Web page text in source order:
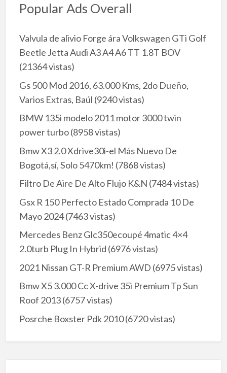
Popular Ads Overall
Valvula de alivio Forge ára Volkswagen GTi Golf
Beetle Jetta Audi A3 A4 A6 TT 1.8T BOV
(21364 vistas)
Gs 500 Mod 2016, 63.000 Kms, 2do Dueño,
Varios Extras, Baúl (9240 vistas)
BMW 135i modelo 2011 motor 3000 twin
power turbo(8958 vistas)
Bmw X3 2.0 Xdrive30i-el Más Nuevo De
Bogotá,sí, Solo 5470km! (7868 vistas)
Filtro De Aire De Alto Flujo K&N (7484 vistas)
Gsx R 150 Perfecto Estado Comprada 10 De
Mayo 2024(7463 vistas)
Mercedes Benz Glc350ecoupé 4matic 4×4
2.0turb Plug In Hybrid (6976 vistas)
2021 Nissan GT-R Premium AWD (6975 vistas)
Bmw X5 3.000 Cc X-drive 35i Premium Tp Sun
Roof 2013(6757 vistas)
Posrche Boxster Pdk 2010(6720 vistas)